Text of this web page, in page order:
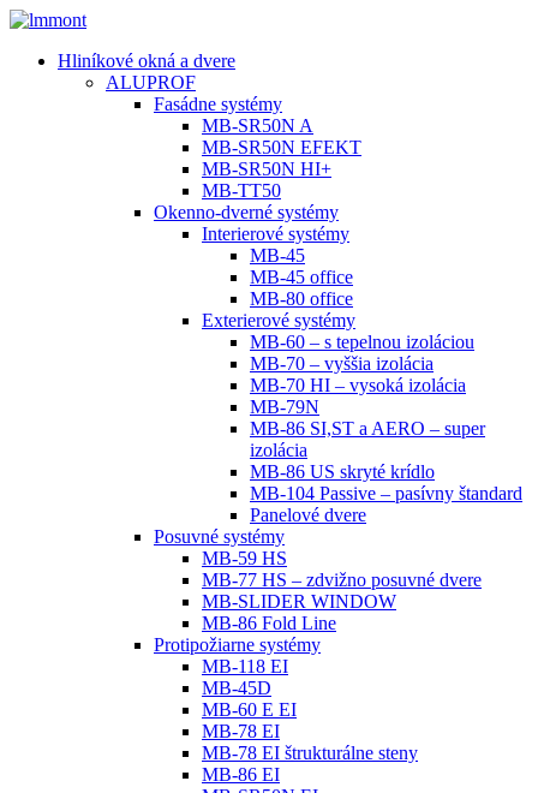
Hliníkové okná a dvere
ALUPROF
Fasádne systémy
MB-SR50N A
MB-SR50N EFEKT
MB-SR50N HI+
MB-TT50
Okenno-dverné systémy
Interierové systémy
MB-45
MB-45 office
MB-80 office
Exterierové systémy
MB-60 – s tepelnou izoláciou
MB-70 – vyššia izolácia
MB-70 HI – vysoká izolácia
MB-79N
MB-86 SI,ST a AERO – super
izolácia
MB-86 US skryté krídlo
MB-104 Passive – pasívny štandard
Panelové dvere
Posuvné systémy
MB-59 HS
MB-77 HS – zdvižno posuvné dvere
MB-SLIDER WINDOW
MB-86 Fold Line
Protipožiarne systémy
MB-118 EI
MB-45D
MB-60 E EI
MB-78 EI
MB-78 EI štrukturálne steny
MB-86 EI